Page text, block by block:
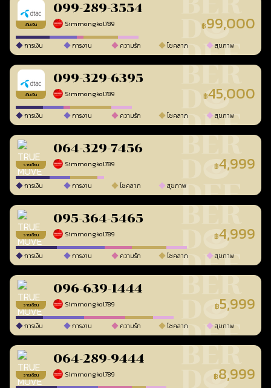
เติมเงิน
099-289-3554
Simmongkol789 ฿99,000
การเงิน การงาน ความรัก โชคลาภ สุขภาพ
เติมเงิน
099-329-6395
Simmongkol789 ฿45,000
การเงิน การงาน ความรัก โชคลาภ สุขภาพ
รายเดือน
064-329-7456
Simmongkol789 ฿4,999
การเงิน การงาน โชคลาภ สุขภาพ
รายเดือน
095-364-5465
Simmongkol789 ฿4,999
การเงิน การงาน ความรัก โชคลาภ สุขภาพ
รายเดือน
096-639-1444
Simmongkol789 ฿5,999
การเงิน การงาน ความรัก โชคลาภ สุขภาพ
รายเดือน
064-289-9444
Simmongkol789 ฿8,999